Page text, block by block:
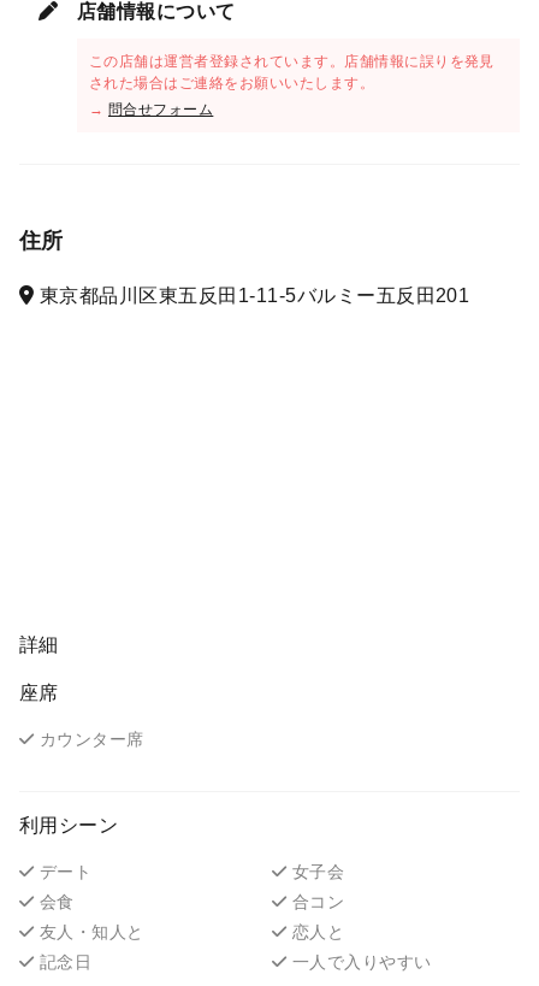
店舗情報について
この店舗は運営者登録されています。店舗情報に誤りを発見
された場合はご連絡をお願いいたします。
→ 問合せフォーム
住所
東京都品川区東五反田1-11-5バルミー五反田201
詳細
座席
カウンター席
利用シーン
デート
女子会
会食
合コン
友人・知人と
恋人と
記念日
一人で入りやすい